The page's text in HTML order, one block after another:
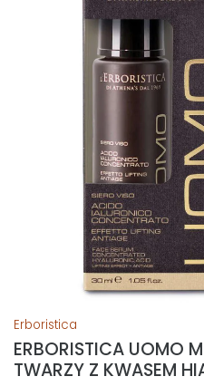
Erboristica
ERBORISTICA UOMO
TWARZY Z KWASEM